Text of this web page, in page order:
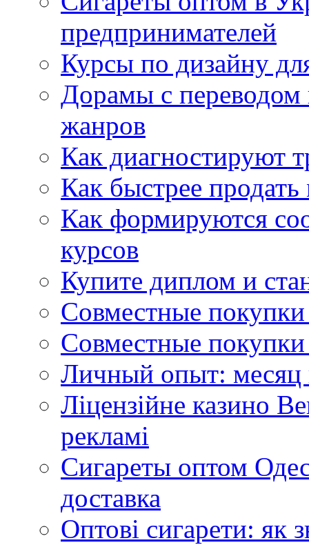
предпринимателей
Курсы по дизайну
Дорамы с переводом
жанров
Как диагностируют
Как быстрее
Как формируются
курсов
Купите диплом и
Совместные
Совместные покупки
Личный опыт: месяц
Ліцензійне казино
рекламі
Сигареты оптом
доставка
Оптові сигарети: як